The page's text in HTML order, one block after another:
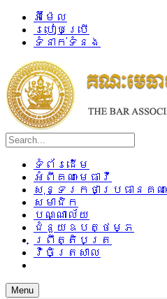
អ៊ីម៉ែល
របៀបប្រើ
ទំនាក់ទំនង
ទំព័រដើម
អំពីគណៈមេធាវី
សុន្ទរកថាប្រធានគណៈ
សមាជិក
បណ្ណាល័យ
ជំនួយឧបត្ថម្ភ
ព្រឹត្តិបត្រ
វិចិត្រសាល
Menu